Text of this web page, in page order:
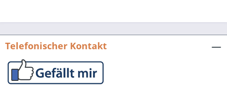
Nach dem Text der ersten Auflage von
Hansjörg Probst. 272 S. mit ca. 70 Abb.
und dem Buchschmuck der
Telefonischer Kontakt